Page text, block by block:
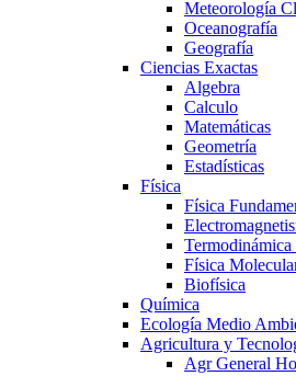
Meteorología
Oceanografía
Geografía
Ciencias Exactas
Algebra
Calculo
Matemáticas
Geometría
Estadísticas
Física
Física
Física
Biofísica
Química
Ecología Medio
Agricultura y
Agr General